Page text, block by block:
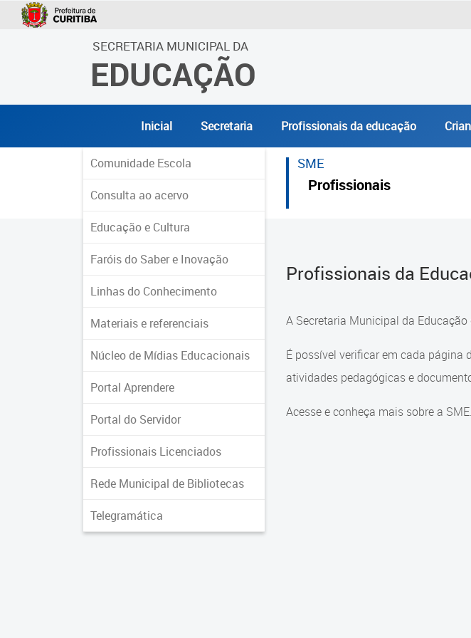
SECRETARIA MUNICIPAL DA
EDUCAÇÃO
Inicial Secretaria Profissionais da educação
Comunidade Escola
Consulta ao acervo
Educação e Cultura
Faróis do Saber e Inovação
Linhas do Conhecimento
Materiais e referenciais
Núcleo de Mídias Educacionais
Portal Aprendere
Portal do Servidor
Profissionais Licenciados
Rede Municipal de Bibliotecas
Telegramática
SME
Profissionais
Profissionais da
A Secretaria Municipal da
É possível verificar em cada página
atividades pedagógicas e
Acesse e conheça mais sobre a SME.